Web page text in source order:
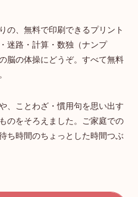
の、無料で印刷できるプリント
迷路・計算・数独（ナンプ
脳の体操にどうぞ。すべて無料
、ことわざ・慣用句を思い出す
のをそろえました。ご家庭での
ち時間のちょっとした時間つぶ